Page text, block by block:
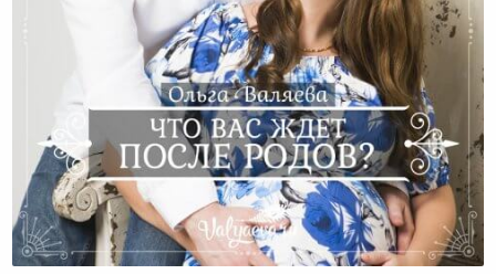
Что Вас Ждет После Родов?